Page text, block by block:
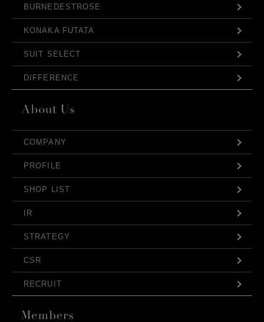
BURNEDESTROSE
KONAKA FUTATA
SUIT SELECT
DIFFERENCE
COMPANY
PROFILE
SHOP LIST
IR
STRATEGY
CSR
RECRUIT